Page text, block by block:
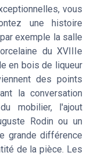
vous
une histoire
exemple la salle
du XVIIIe
en bois de liqueur
des points
la conversation
mobilier, l'ajout
Rodin ou un
grande différence
de la pièce. Les